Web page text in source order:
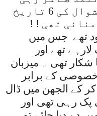
اور اب 2018 ء میں شوال کی 6 تاریخ
تھی ! !
تھے جس میں
تھے اور
تھی ۔ میزبان
کے برابر
کے الجھن میں ڈال
پک رہی تھی اور